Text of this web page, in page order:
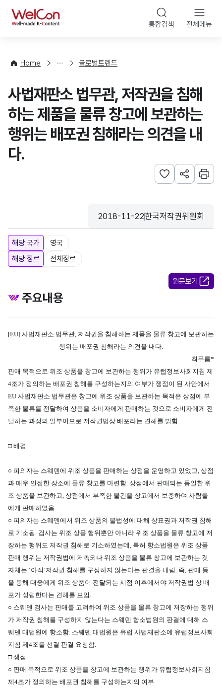
WelCon 통합검색 전체메뉴
Home
향
계
글로벌트렌드
사법재판소 법무관, 저작권을 침해
하는 제품을 물류 창고에 보관하는
행위는 배포권 침해라는 의견을 내
다.
관심사 등록하기
URL 공유하
인쇄
등록일
2018-11-22
수집기관
한국저작권위원회
해당 국가
영국
해당 장르
전체장르
원문보기
주요내용
[EU] 사법재판소 법무관, 저작권을 침해하는 제품을 물류 창고에 보관하는
행위는 배포권 침해라는 의견을 내다.
최푸름*
판매 목적으로 위조 상품을 창고에 보관하는 행위가 유럽정보사회지침 제
4조가 정의하는 배포권 침해를 구성하는지의 여부가 쟁점이 된 사안에서
EU 사법재판소 법무관은 창고에 위조 상품을 보관하는 목적은 상점에 부
족한 물류를 전달하여 상품을 소비자에게 판매하는 것으로 소비자에게 전
달하는 과정의 일부이므로 저작권법상 배포라는 견해를 밝힘.
□ 배경
○ 피의자는 스웨덴에 위조 상품을 판매하는 상점을 운영하고 있었고, 상점
과 매우 인접한 장소에 물류 창고를 마련함. 상점에서 판매되는 동일한 위
조 상품을 보관하고, 상점에서 부족한 물건을 창고에서 보충하여 사람들
에게 판매하였음.
○ 피의자는 스웨덴에서 위조 상품의 불법성에 대해 상표권과 저작권 침해
로 기소됨. 검사는 위조 상품 행위뿐만 아니라 위조 상품을 물류 창고에 저
장하는 행위도 저작권 침해로 기소하였는데, 특허 항소법원은 위조 상품
판매 행위는 저작권법에 저촉되나 위조 상품을 물류 창고에 보관하는 것
자체는 ‘아직’저작권 침해를 구성하지 않는다는 판결을 내림. 즉, 판매 등
을 통해 대중에게 위조 상품이 전달되는 시점 이후에서야 저작권법 상 배
포가 성립한다는 견해를 보임.
○ 스웨덴 검사는 판매를 고려하여 위조 상품을 물류 창고에 저장하는 행위
가 저작권 침해를 구성하지 않는다는 스웨덴 항소법원의 판결에 대해 스
웨덴 대법원에 항소함. 스웨덴 대법원은 유럽 사법재판소에 유럽정보사회
지침 제4조를 선결 판결 요청함.
□ 쟁점
○ 판매 목적으로 위조 상품을 창고에 보관하는 행위가 유럽정보사회지침
제4조가 정의하는 배포권 침해를 구성하는지의 여부